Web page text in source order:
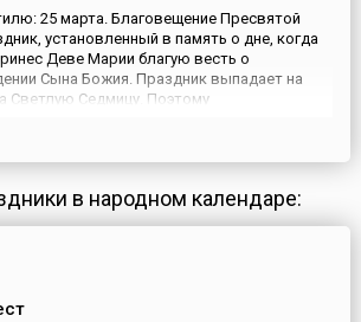
25 марта. Благовещение Пресвятой
установленный в память о дне, когда
Деве Марии благую весть о
Сына Божия. Праздник выпадает на
Светлую Седмицу. Поэтому
в народном календаре: